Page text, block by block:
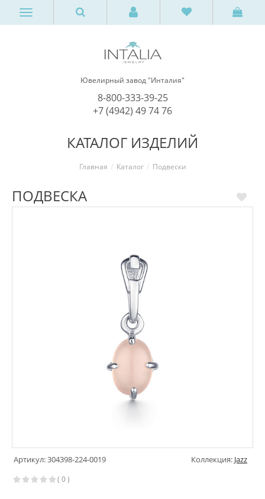
Ювелирный завод "Инталия"
8-800-333-39-25
+7 (4942) 49 74 76
КАТАЛОГ ИЗДЕЛИЙ
Главная Каталог Подвески
ПОДВЕСКА
Артикул: 304398-224-0019 Коллекция: Jazz
( 0 )